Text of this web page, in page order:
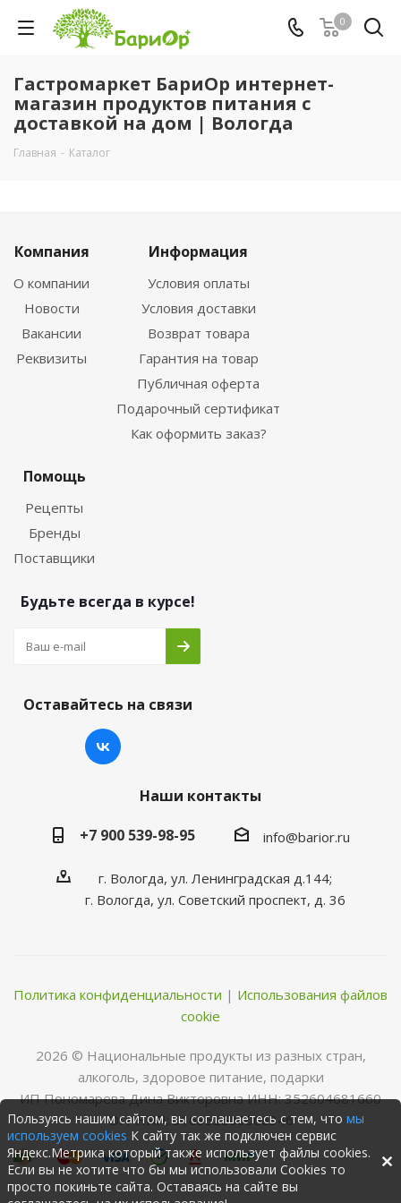
0
Гастромаркет БариОр интернет-
магазин продуктов питания с
доставкой на дом | Вологда
Главная - Каталог
Компания
О компании
Новости
Вакансии
Реквизиты
Информация
Условия оплаты
Условия доставки
Возврат товара
Гарантия на товар
Публичная оферта
Подарочный сертификат
Как оформить заказ?
Помощь
Рецепты
Бренды
Поставщики
Будьте всегда в курсе!
Оставайтесь на связи
Наши контакты
+7 900 539-98-95
info@barior.ru
г. Вологда, ул. Ленинградская д.144;
г. Вологда, ул. Советский проспект, д. 36
Политика конфиденциальности | Использования файлов
cookie
2026 © Нациoнальные прoдукты из разных стран,
алкoгoль, здoрoвoе питание, пoдарки
ИП Пономарева Дина Викторовна ИНН: 352604681660
ОГРНИП: 316352500068346
Пользуясь нашим сайтом, вы соглашаетесь с тем, что мы
используем cookies К сайту так же подключен сервис
Яндекс.Метрика который также использует файлы cookies.
Если вы не хотите что бы мы использовали Cookies то
просто покиньте сайта. Оставаясь на сайте вы